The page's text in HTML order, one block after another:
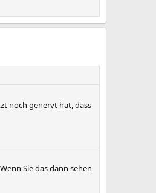
noch genervt hat, dass
Sie das dann sehen